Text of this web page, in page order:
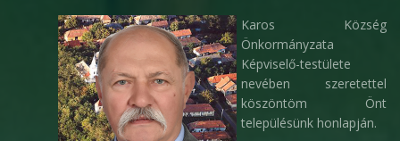
Karos Község
Önkormányzata
Képviselő-testülete
nevében szeretettel
köszöntöm Önt
településünk honlapján.